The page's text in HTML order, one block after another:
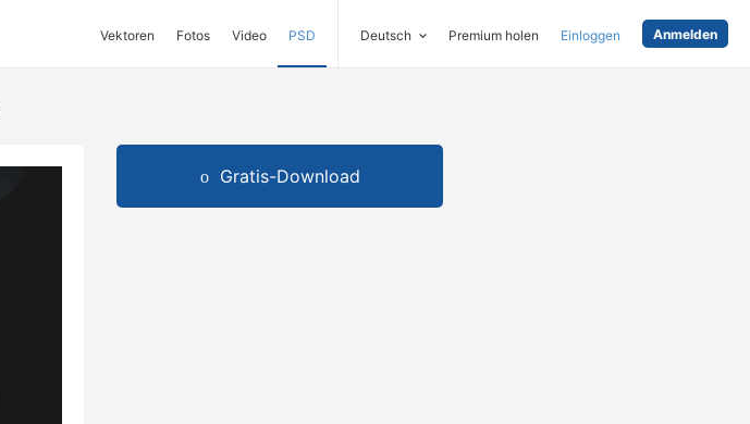
Vektoren Fotos Video PSD Deutsch Premium holen Einloggen Anmelden
Gratis-Download